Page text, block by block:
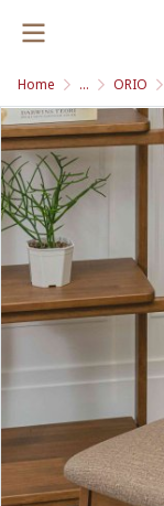
Home ... ORIO